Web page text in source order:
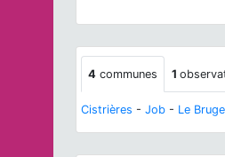
4 communes 1
Cistrières - Job - Le